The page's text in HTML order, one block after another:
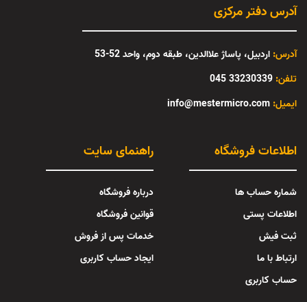
آدرس دفتر مرکزی
آدرس: اردبیل، پاساژ علاالدین، طبقه دوم، واحد 52-53
تلفن: 33230339 045
info@mestermicro.com :ایمیل
راهنمای سایت
درباره فروشگاه
قوانین فروشگاه
خدمات پس از فروش
ایجاد حساب کاربری
اطلاعات فروشگاه
شماره حساب ها
اطلاعات پستی
ثبت فیش
ارتباط با ما
حساب کاربری